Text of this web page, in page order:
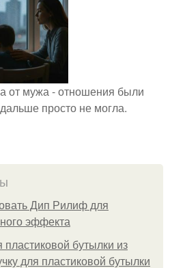
от мужа - отношения были
просто не могла.
Дип Рилиф для
эффекта
бутылки из
для пластиковой бутылки